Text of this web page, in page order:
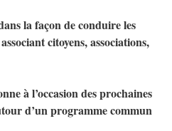
la façon de conduire les
citoyens, associations,
à l’occasion des prochaines
d’un programme commun